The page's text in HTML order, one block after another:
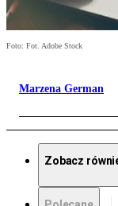
Foto: Fot. Adobe Stock
Marzena German
Zobacz